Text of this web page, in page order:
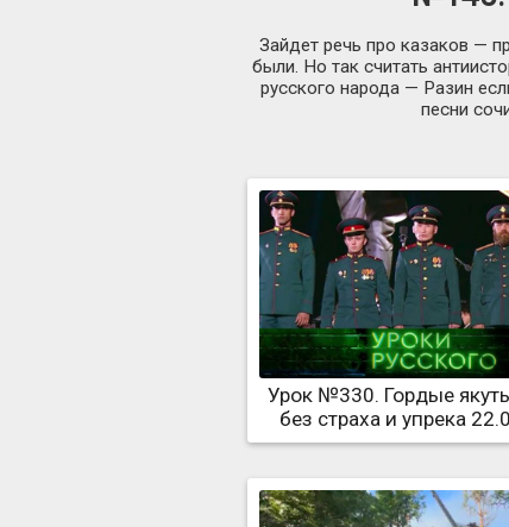
Зайдет речь про казаков —
были. Но так считать
русского народа — Разин
песни
Урок №330. Гордые
без страха и упрека